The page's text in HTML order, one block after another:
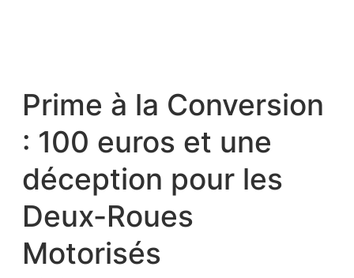
Prime à la Conversion
: 100 euros et une
déception pour les
Deux-Roues
Motorisés